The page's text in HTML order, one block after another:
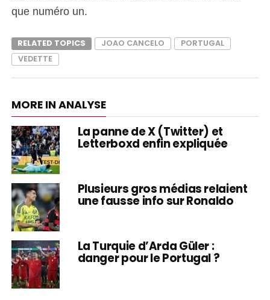
que numéro un.
RELATED TOPICS JOAO CANCELO
PORTUGAL
VEDETTE
MORE IN ANALYSE
La panne de X (Twitter) et
Letterboxd enfin expliquée
Plusieurs gros médias relaient
une fausse info sur Ronaldo
La Turquie d’Arda Güler :
danger pour le Portugal ?